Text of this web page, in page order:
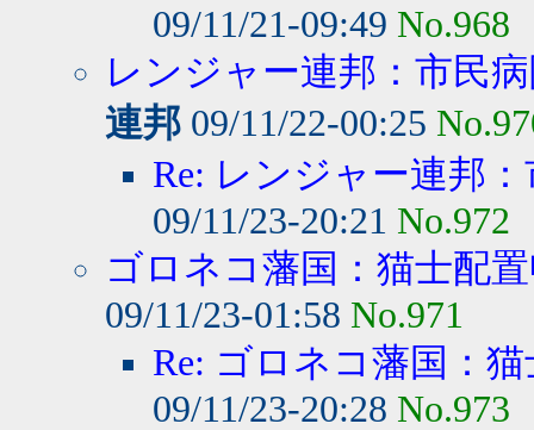
09/11/21-09:49 No.968
レンジャー連邦：市民
連邦 09/11/22-00:25
Re: レンジャー連邦
09/11/23-20:21 No.972
ゴロネコ藩国：猫士配
09/11/23-01:58 No.971
Re: ゴロネコ藩国：
09/11/23-20:28 No.973